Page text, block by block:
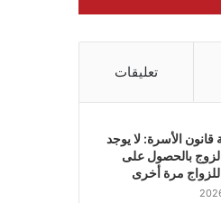
تعليقات
الأسرة: لا يوجد
بالحصول على
للزواج مرة أخرى